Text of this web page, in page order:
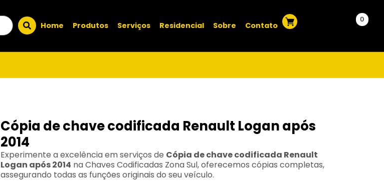
Home Produtos Serviços Residencial Sobre Contato
0
Cópia de chave codificada Renault Logan após
2014
Experimente a excelência em serviços de Cópia de chave codificada Renault
Logan após 2014 na Chaves Codificadas Zona Sul, oferecemos cópias completas,
assegurando todas as funções originais do seu veículo.